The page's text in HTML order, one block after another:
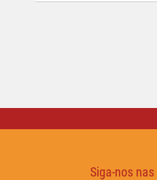
Siga-nos